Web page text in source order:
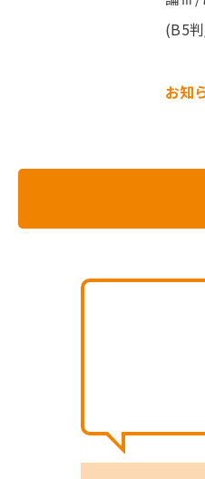
(B5
お知